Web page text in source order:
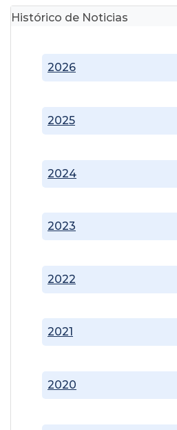
Histórico de Noticias
2020
2021
2022
2023
2024
2025
2026